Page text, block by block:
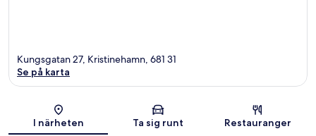
Karta
Kungsgatan 27, Kristinehamn, 681 31
Se på karta
I närheten Ta sig runt Restauranger